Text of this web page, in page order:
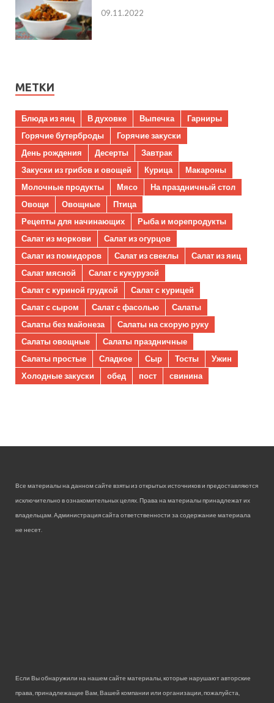
09.11.2022
МЕТКИ
Блюда из яиц В духовке Выпечка
Гарниры
Горячие бутерброды
Горячие закуски
День рождения
Десерты
Завтрак
Закуски из грибов и овощей
Курица
Макароны
Молочные продукты
Мясо
На праздничный стол
Овощи
Овощные
Птица
Рецепты для начинающих
Рыба и морепродукты
Салат из моркови
Салат из огурцов
Салат из помидоров
Салат из свеклы
Салат из яиц
Салат мясной
Салат с кукурузой
Салат с куриной грудкой
Салат с курицей
Салат с сыром
Салат с фасолью
Салаты
Салаты без майонеза
Салаты на скорую руку
Салаты овощные
Салаты праздничные
Салаты простые
Сладкое Сыр Тосты
Ужин
Холодные закуски
обед пост свинина
Все материалы на данном сайте взяты из открытых источников и предоставляются
исключительно в ознакомительных целях. Права на материалы принадлежат их
владельцам. Администрация сайта ответственности за содержание материала
не несет.
Если Вы обнаружили на нашем сайте материалы, которые нарушают авторские
права, принадлежащие Вам, Вашей компании или организации, пожалуйста,